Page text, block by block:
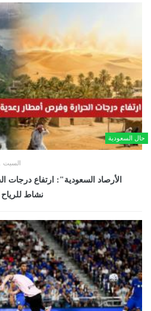
حال السعودية
السبت 01 أغسطس 2026 09:49 صباحاً
نشاط